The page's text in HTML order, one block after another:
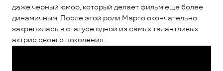
даже черный юмор, который делает фильм еще более
динамичным. После этой роли Марго окончательно
закрепилась в статусе одной из самых талантливых
актрис своего поколения.